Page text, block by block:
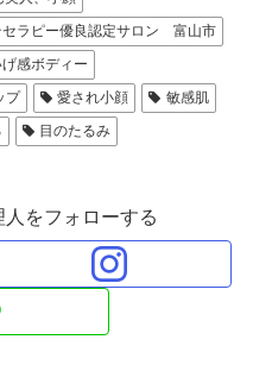
セラピー優良認定サロン 富山市
感ボディー
プ 愛され小顔
敏感肌
目のたるみ
をフォローする